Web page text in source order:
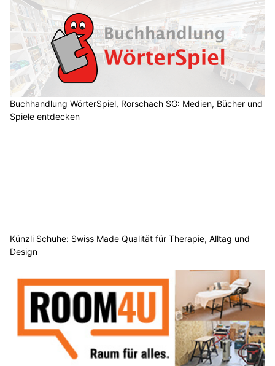
Buchhandlung WörterSpiel, Rorschach SG: Medien, Bücher und
Spiele entdecken
Künzli Schuhe: Swiss Made Qualität für Therapie, Alltag und
Design